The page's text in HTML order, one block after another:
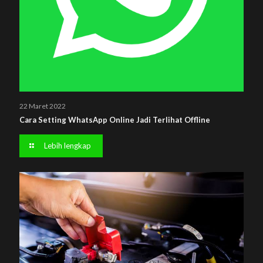
22 Maret 2022
Cara Setting WhatsApp Online Jadi Terlihat Offline
Lebih lengkap